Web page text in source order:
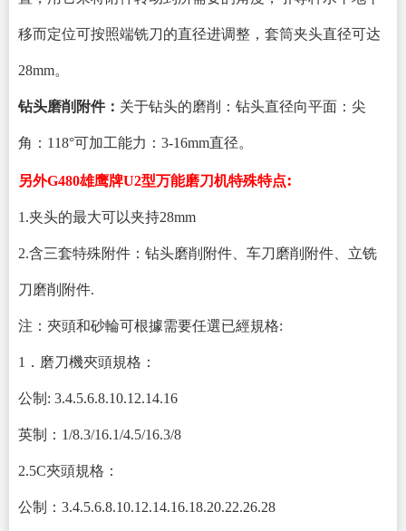
移而定位可按照端铣刀的直径进调整，套筒夹头直径可达
28mm。
钻头磨削附件： 关于钻头的磨削：钻头直径向平面：尖
角：118°可加工能力：3-16mm直径。
另外G480雄鹰牌U2型万能磨刀机特殊特点:
1.夹头的最大可以夹持28mm
2.含三套特殊附件：钻头磨削附件、车刀磨削附件、立铣
刀磨削附件.
注：夾頭和砂輪可根據需要任選已經規格:
1．磨刀機夾頭規格：
公制: 3.4.5.6.8.10.12.14.16
英制：1/8.3/16.1/4.5/16.3/8
2.5C夾頭規格：
公制：3.4.5.6.8.10.12.14.16.18.20.22.26.28